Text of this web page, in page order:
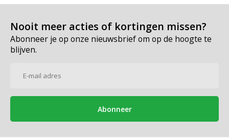
Nooit meer acties of kortingen missen?
Abonneer je op onze nieuwsbrief om op de hoogte te
blijven.
Abonneer